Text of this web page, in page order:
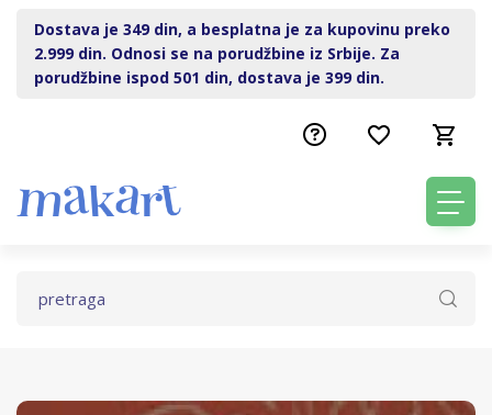
Dostava je 349 din, a besplatna je za kupovinu preko
2.999 din. Odnosi se na porudžbine iz Srbije. Za
porudžbine ispod 501 din, dostava je 399 din.